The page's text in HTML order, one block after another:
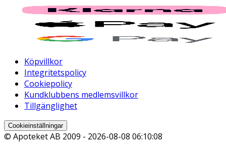
Köpvillkor
Integritetspolicy
Cookiepolicy
Kundklubbens medlemsvillkor
Tillgänglighet
Cookieinställningar
© Apoteket AB 2009 - 2026-08-08 06:10:08